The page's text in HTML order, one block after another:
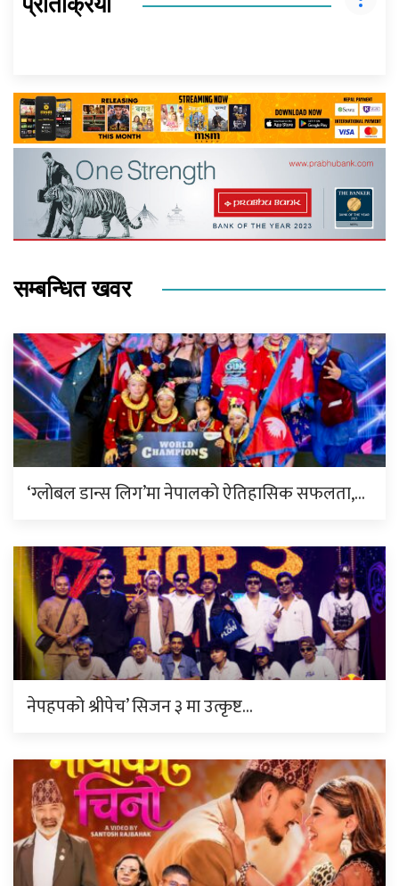
सम्बन्धित खवर
‘ग्लोबल डान्स लिग’मा नेपालको ऐतिहासिक सफलता,…
नेपहपको श्रीपेच’ सिजन ३ मा उत्कृष्ट…